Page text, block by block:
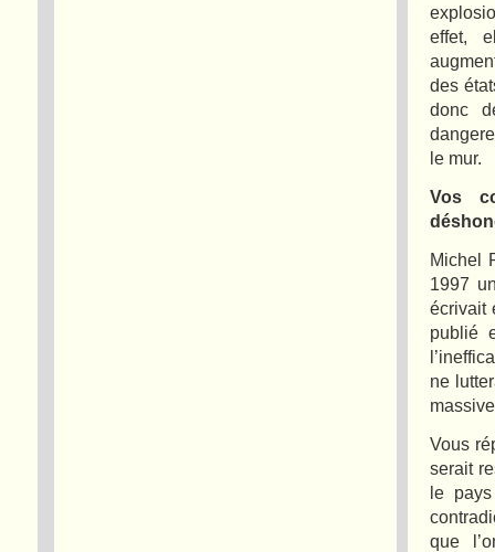
effet,
des
donc
le mur.
Vos
Michel
1997
écrivait
publié
ne
Vous
serait
le
que